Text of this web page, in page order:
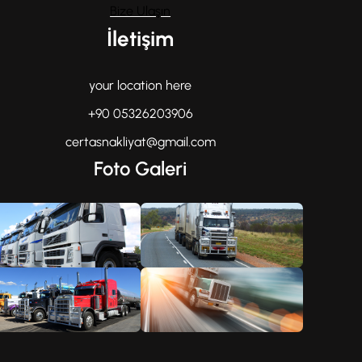
İletişim
your location here
+90 05326203906
certasnakliyat@gmail.com
Foto Galeri